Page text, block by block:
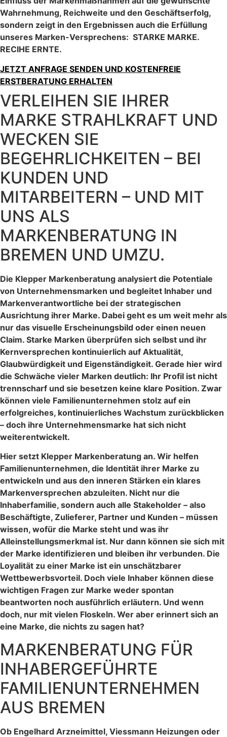
Wahrnehmung, Reichweite und den Geschäftserfolg,
sondern zeigt in den Ergebnissen auch die Erfüllung
unseres Marken-Versprechens: STARKE MARKE.
RECIHE ERNTE.
JETZT ANFRAGE SENDEN UND KOSTENFREIE
ERSTBERATUNG ERHALTEN
VERLEIHEN SIE IHRER
MARKE STRAHLKRAFT UND
WECKEN SIE
BEGEHRLICHKEITEN – BEI
KUNDEN UND
MITARBEITERN – UND MIT
UNS ALS
MARKENBERATUNG IN
BREMEN UND UMZU.
Die Klepper Markenberatung analysiert die Potentiale
von Unternehmensmarken und begleitet Inhaber und
Markenverantwortliche bei der strategischen
Ausrichtung ihrer Marke. Dabei geht es um weit mehr als
nur das visuelle Erscheinungsbild oder einen neuen
Claim. Starke Marken überprüfen sich selbst und ihr
Kernversprechen kontinuierlich auf Aktualität,
Glaubwürdigkeit und Eigenständigkeit. Gerade hier wird
die Schwäche vieler Marken deutlich: Ihr Profil ist nicht
trennscharf und sie besetzen keine klare Position. Zwar
können viele Familienunternehmen stolz auf ein
erfolgreiches, kontinuierliches Wachstum zurückblicken
– doch ihre Unternehmensmarke hat sich nicht
weiterentwickelt.
Hier setzt Klepper Markenberatung an. Wir helfen
Familienunternehmen, die Identität ihrer Marke zu
entwickeln und aus den inneren Stärken ein klares
Markenversprechen abzuleiten. Nicht nur die
Inhaberfamilie, sondern auch alle Stakeholder – also
Beschäftigte, Zulieferer, Partner und Kunden – müssen
wissen, wofür die Marke steht und was ihr
Alleinstellungsmerkmal ist. Nur dann können sie sich mit
der Marke identifizieren und bleiben ihr verbunden. Die
Loyalität zu einer Marke ist ein unschätzbarer
Wettbewerbsvorteil. Doch viele Inhaber können diese
wichtigen Fragen zur Marke weder spontan
beantworten noch ausführlich erläutern. Und wenn
doch, nur mit vielen Floskeln. Wer aber erinnert sich an
eine Marke, die nichts zu sagen hat?
MARKENBERATUNG FÜR
INHABERGEFÜHRTE
FAMILIENUNTERNEHMEN
AUS BREMEN
Ob Engelhard Arzneimittel, Viessmann Heizungen oder